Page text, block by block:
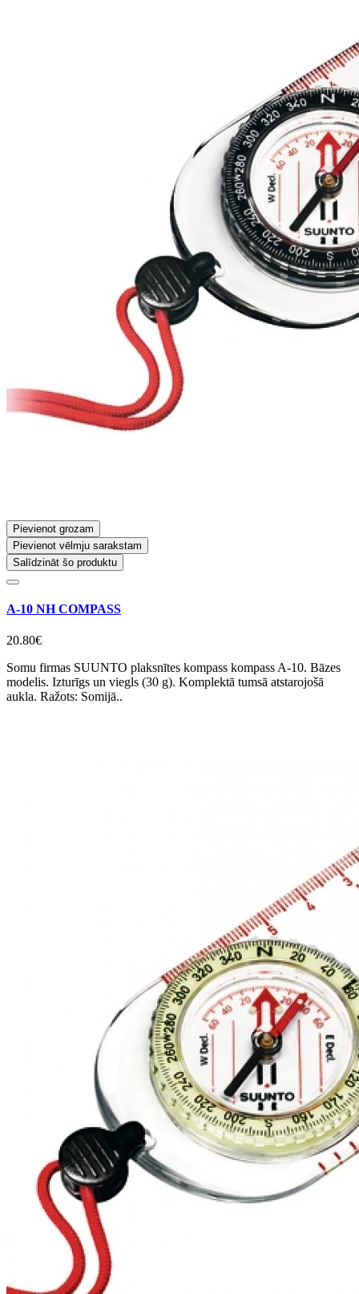
Pievienot grozam
Pievienot vēlmju sarakstam
Salīdzināt šo produktu
A-10 NH COMPASS
20.80€
Somu firmas SUUNTO plaksnītes kompass kompass A-10. Bāzes
modelis. Izturīgs un viegls (30 g). Komplektā tumsā atstarojošā
aukla. Ražots: Somijā..